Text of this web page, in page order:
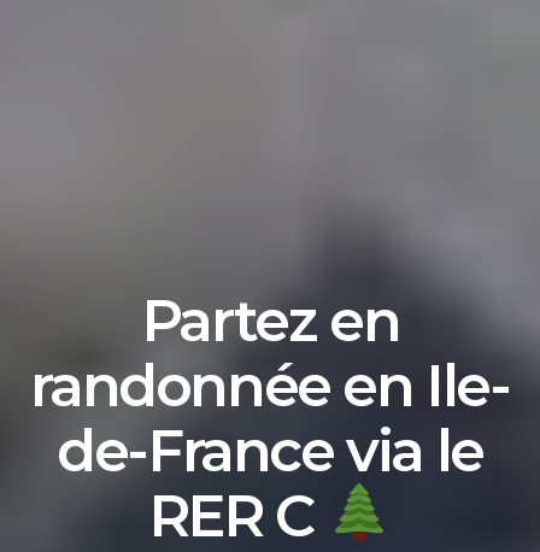
Partez en
randonnée en Ile-
de-France via le
RER C